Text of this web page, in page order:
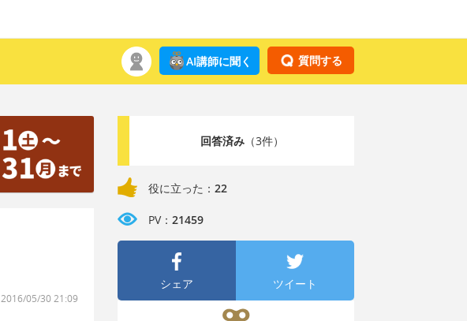
質問する
AI講師に聞く
2016/05/30 21:09
回答済み（3件）
役に立った： 22
PV： 21459
シェア ツイート